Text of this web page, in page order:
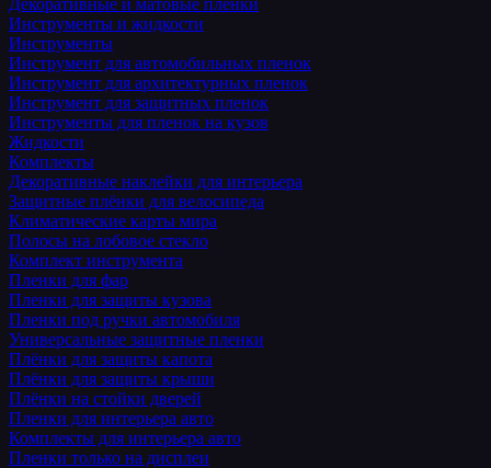
Декоративные и матовые пленки
Инструменты и жидкости
Инструменты
Инструмент для автомобильных пленок
Инструмент для архитектурных пленок
Инструмент для защитных пленок
Инструменты для пленок на кузов
Жидкости
Комплекты
Декоративные наклейки для интерьера
Защитные плёнки для велосипеда
Климатические карты мира
Полосы на лобовое стекло
Комплект инструмента
Пленки для фар
Пленки для защиты кузова
Пленки под ручки автомобиля
Универсальные защитные пленки
Плёнки для защиты капота
Плёнки для защиты крыши
Плёнки на стойки дверей
Пленки для интерьера авто
Комплекты для интерьера авто
Пленки только на дисплеи